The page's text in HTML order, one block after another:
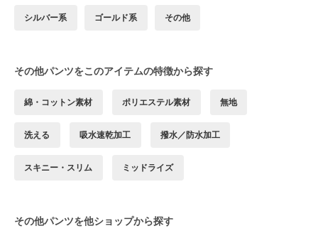
シルバー系 ゴールド系 その他
その他パンツをこのアイテムの特徴から探す
綿・コットン素材 ポリエステル素材 無地
洗える 吸水速乾加工 撥水／防水加工
スキニー・スリム ミッドライズ
その他パンツを他ショップから探す